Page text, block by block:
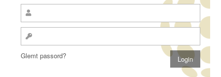
Glemt passord?